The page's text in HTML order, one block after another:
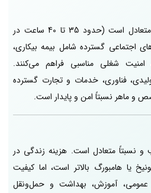
ساعات کاری استاندارد معمولاً متعادل است (حدود 35 تا 40 ساعت در
اجتماعی گسترده شامل بیمه بیکاری،
امنیت شغلی مناسبی فراهم می‌کنند.
فناوری، خدمات و تجارت گسترده
و ماهر نسبتاً امن و پایدار است.
و نسبتاً متعادل است. هزینه زندگی در
یا هامبورگ بالاتر است، اما کیفیت
آموزش، بهداشت و حمل‌ونقل